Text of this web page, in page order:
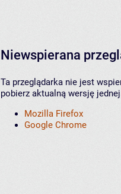
Niewspierana
Ta przeglądarka nie jest
pobierz aktualną wersję
Mozilla Firefox
Google Chrome